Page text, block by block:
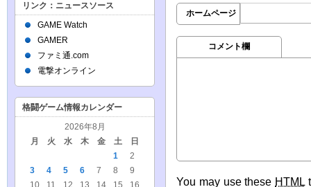
ホームページ
コメント欄
You may use these HTML
リンク：ニュースソース
GAME Watch
GAMER
ファミ通.com
電撃オンライン
格闘ゲーム情報カレンダー
2026年8月
月
火 水 木 金 土 日
1
2
3
4 5 6 7 8
9
10
11 12 13 14 15
16